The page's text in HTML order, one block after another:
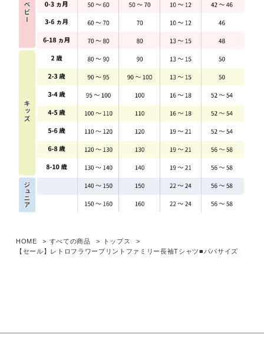
HOME すべての商品
トップス
【セール】レトロフラワープリントファミリー長袖Tシャツ■パパサイズ